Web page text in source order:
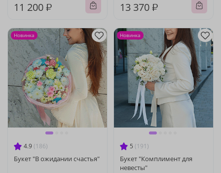
11 200 ₽ 13 370 ₽
4.9 (186)
Букет "В ожидании счастья"
Новинка
5 (191)
Букет "Комплимент для
невесты"
Новинка